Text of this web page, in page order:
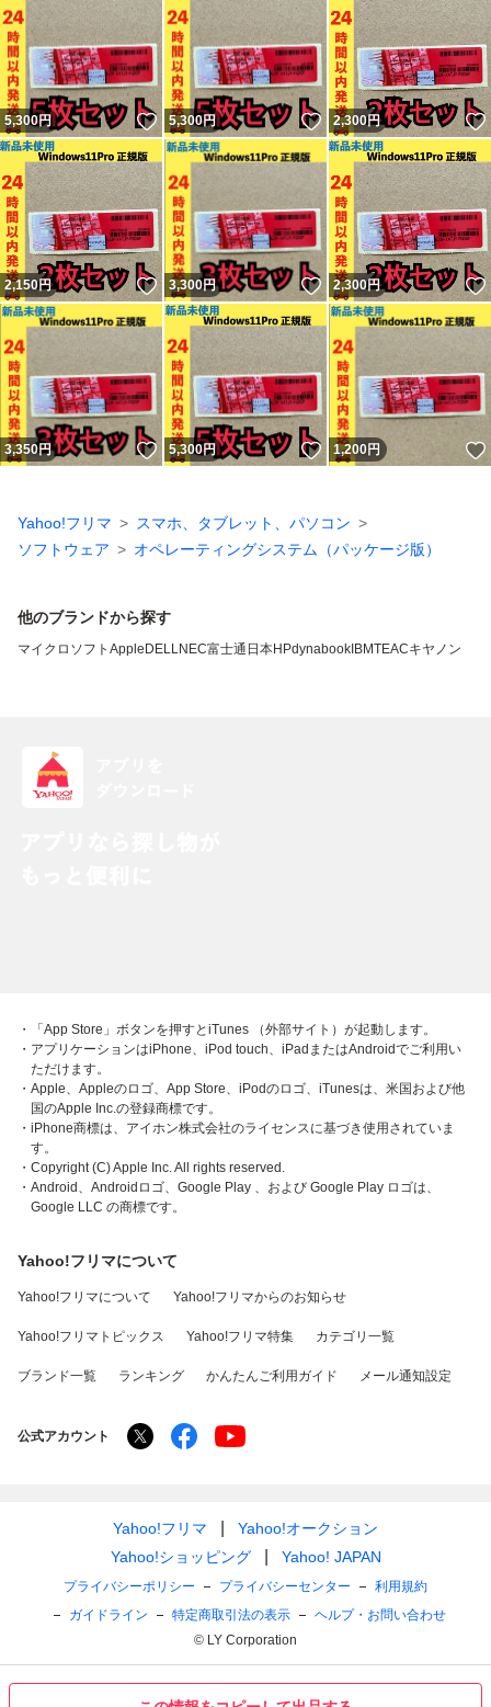
5,300円 いいね！
5,300円 いいね！
2,300円
2,150円 いいね！
3,300円 いいね！
2,300円
3,350円 いいね！
5,300円 いいね！
1,200円
Yahoo!フリマ
スマホ、タブレット、パソコン
ソフトウェア
オペレーティングシステム（パッケージ版）
他のブランドから探す
マイクロソフト Apple DELLNEC富士通 日本HPdynabook IBMTEACキヤノン
・「App Store」ボタンを押すとiTunes （外部サイト）が起動します。
・アプリケーションはiPhone、iPod touch、iPadまたはAndroidでご利用い
ただけます。
・Apple、Appleのロゴ、App Store、iPodのロゴ、iTunesは、米国および他
国のApple Inc.の登録商標です。
・iPhone商標は、アイホン株式会社のライセンスに基づき使用されていま
す。
・Copyright (C) Apple Inc. All rights reserved.
・Android、Androidロゴ、Google Play 、および Google Play ロゴは、
Google LLC の商標です。
Yahoo!フリマについて
Yahoo!フリマについて Yahoo!フリマからのお知らせ
Yahoo!フリマトピックス Yahoo!フリマ特集 カテゴリ一覧
ブランド一覧 ランキング かんたんご利用ガイド メール通知設定
公式アカウント
Yahoo!フリマ
Yahoo!オークション
Yahoo!ショッピング
Yahoo! JAPAN
プライバシーポリシー プライバシーセンター
利用規約
ガイドライン
特定商取引法の表示
ヘルプ・お問い合わせ
© LY Corporation